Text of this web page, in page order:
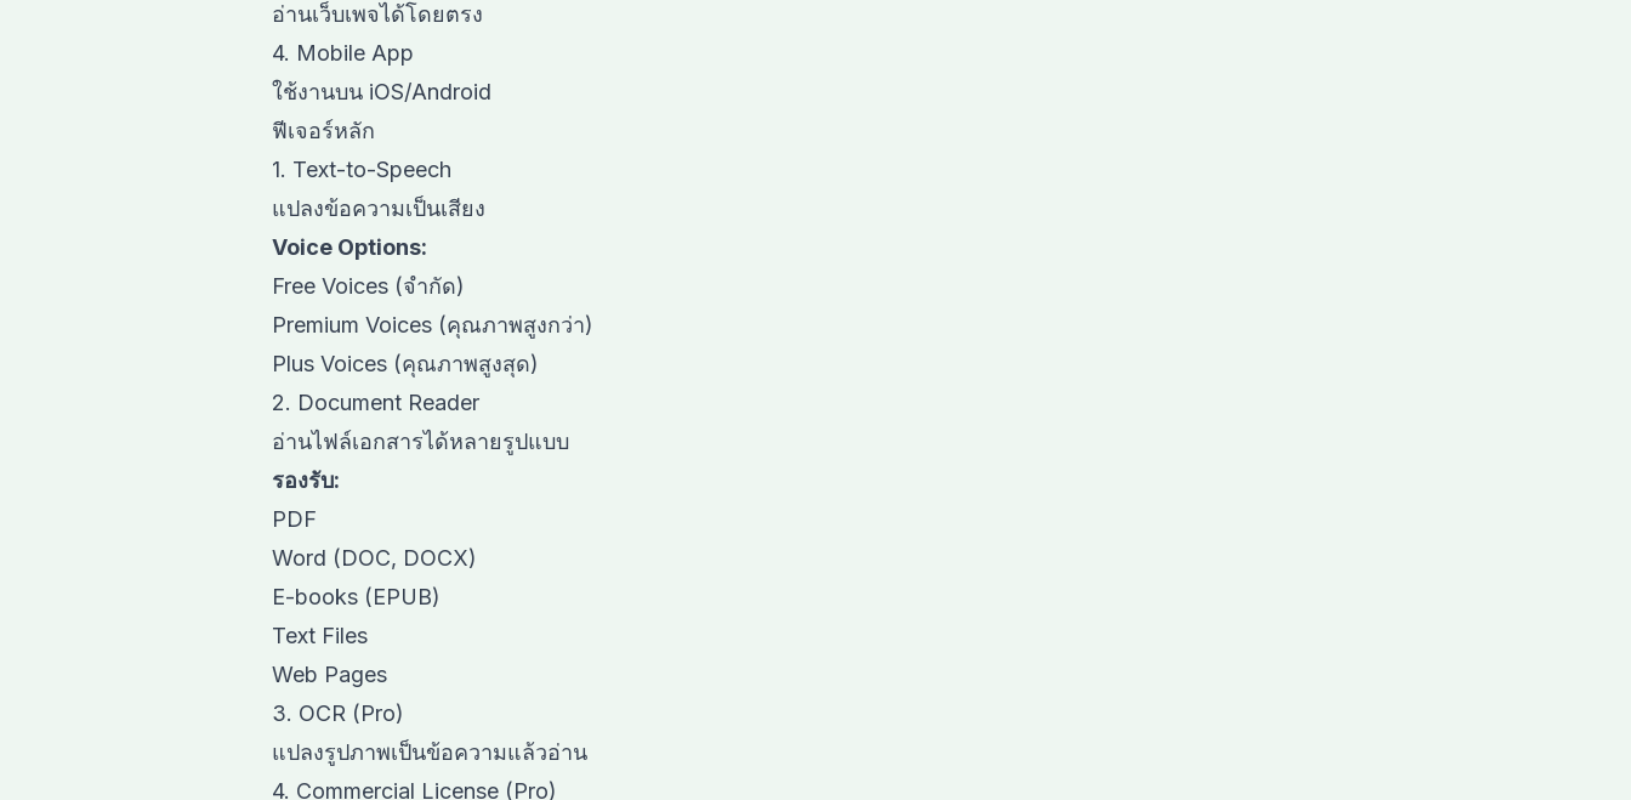
อ่านเว็บเพจได้โดยตรง
4. Mobile App
ใช้งานบน iOS/Android
ฟีเจอร์หลัก
1. Text-to-Speech
แปลงข้อความเป็นเสียง
Voice Options:
Free Voices (จำกัด)
Premium Voices (คุณภาพสูงกว่า)
Plus Voices (คุณภาพสูงสุด)
2. Document Reader
อ่านไฟล์เอกสารได้หลายรูปแบบ
รองรับ:
PDF
Word (DOC, DOCX)
E-books (EPUB)
Text Files
Web Pages
3. OCR (Pro)
แปลงรูปภาพเป็นข้อความแล้วอ่าน
4. Commercial License (Pro)